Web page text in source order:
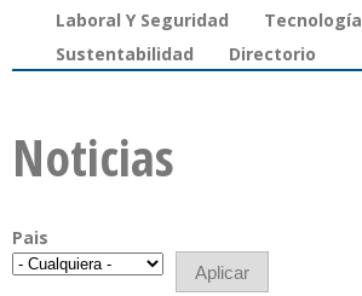
Laboral Y Seguridad
Tecnología
Sustentabilidad
Directorio
Noticias
Pais